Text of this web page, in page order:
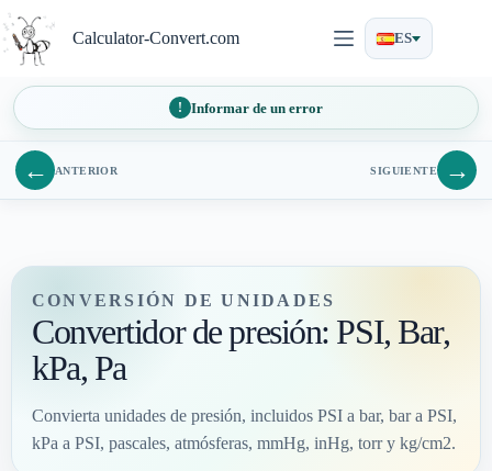
al
contenido
Calculator-Convert.com ES
Informar de un error
← ANTERIOR SIGUIENTE →
CONVERSIÓN DE UNIDADES
Convertidor de presión: PSI, Bar,
kPa, Pa
Convierta unidades de presión, incluidos PSI a bar, bar a PSI,
kPa a PSI, pascales, atmósferas, mmHg, inHg, torr y kg/cm2.